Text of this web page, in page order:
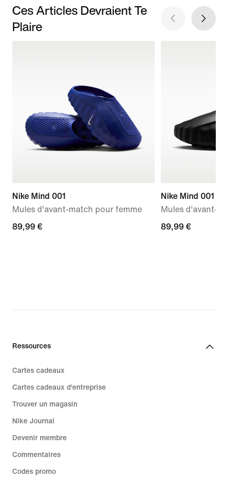
Ces Articles Devraient Te
Plaire
Nike Mind 001
Mules d'avant-match pour femme
89,99 €
89,99 €
Nike Mind 001
Mules d'avant-
89,99 €
89,99 €
Ressources
Cartes cadeaux
Cartes cadeaux d'entreprise
Trouver un magasin
Nike Journal
Devenir membre
Commentaires
Codes promo